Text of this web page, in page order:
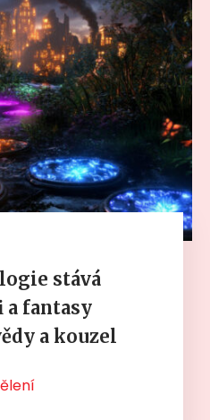
stává
a fantasy
a kouzel